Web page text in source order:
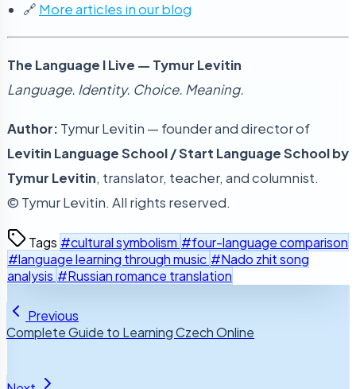
🔗 More articles in our blog
The Language I Live — Tymur Levitin
Language. Identity. Choice. Meaning.
Author: Tymur Levitin — founder and director of
Levitin Language School / Start Language School by
Tymur Levitin, translator, teacher, and columnist.
© Tymur Levitin. All rights reserved.
Tags #cultural symbolism #four-language comparison
#language learning through music #Nado zhit song
analysis #Russian romance translation
Previous
Complete Guide to Learning Czech Online